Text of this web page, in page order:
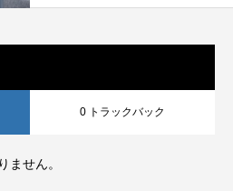
0 トラックバック
ません。